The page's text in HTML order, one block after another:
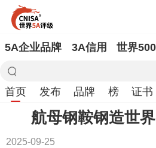
5A企业品牌 3A信用 世界
首页 发布 品牌 榜 证书
航母钢鞍钢造世
2025-09-25